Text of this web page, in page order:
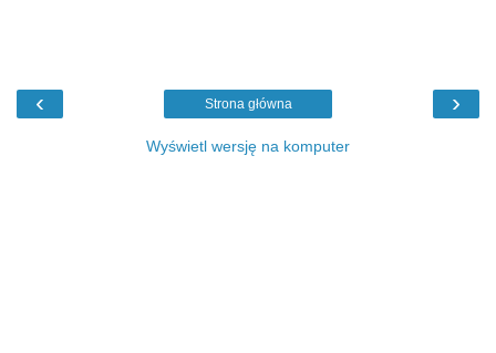
‹ ›
Strona główna
Wyświetl wersję na komputer